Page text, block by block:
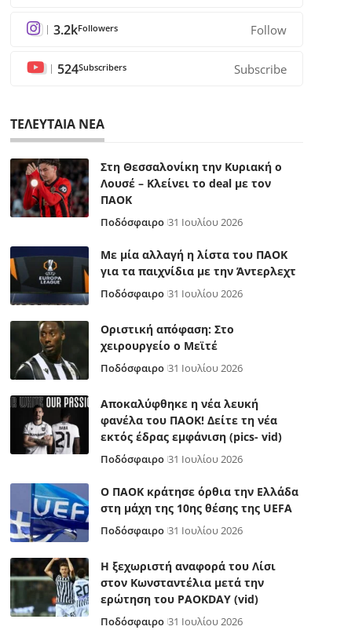
3.2kFollowers Follow
524Subscribers Subscribe
ΤΕΛΕΥΤΑΙΑ ΝΕΑ
Στη Θεσσαλονίκη την Κυριακή ο
Λουσέ – Κλείνει το deal με τον
ΠΑΟΚ
Ποδόσφαιρο 31 Ιουλίου 2026
Με μία αλλαγή η λίστα του ΠΑΟΚ
για τα παιχνίδια με την Άντερλεχτ
Ποδόσφαιρο 31 Ιουλίου 2026
Οριστική απόφαση: Στο
χειρουργείο ο Μεϊτέ
Ποδόσφαιρο 31 Ιουλίου 2026
Αποκαλύφθηκε η νέα λευκή
φανέλα του ΠΑΟΚ! Δείτε τη νέα
εκτός έδρας εμφάνιση (pics- vid)
Ποδόσφαιρο 31 Ιουλίου 2026
Ο ΠΑΟΚ κράτησε όρθια την Ελλάδα
στη μάχη της 10ης θέσης της UEFA
Ποδόσφαιρο 31 Ιουλίου 2026
Η ξεχωριστή αναφορά του Λίσι
στον Κωνσταντέλια μετά την
ερώτηση του PAOKDAY (vid)
Ποδόσφαιρο 31 Ιουλίου 2026